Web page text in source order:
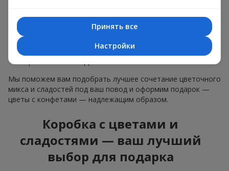
хорошо сочетаются с конфетами
Merci, поддерживая нежную подачу и лёгкое
поздравление с рождением
Мы поможем вам подобрать лучшее сочетание цветочного
микса и сладостей под ваш повод и оформим подарок —
цветы с конфетами — надлежащим образом.
Коробка с цветами и
сладостями — ваш лучший
выбор для подарка
Принять все
Настройки